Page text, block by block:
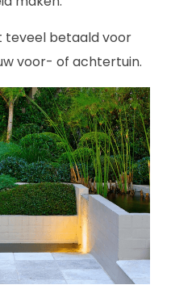
teveel betaald voor
voor- of achtertuin.